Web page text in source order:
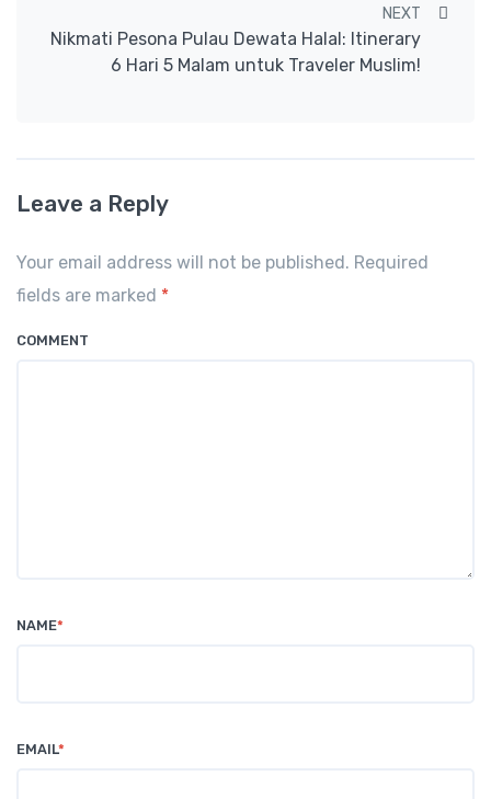
NEXT
Nikmati Pesona Pulau Dewata Halal: Itinerary
6 Hari 5 Malam untuk Traveler Muslim!
Leave a Reply
Your email address will not be published. Required
fields are marked *
COMMENT
NAME*
EMAIL*